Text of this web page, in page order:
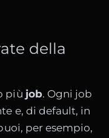
della
più job. Ogni job
e, di default, in
per esempio,